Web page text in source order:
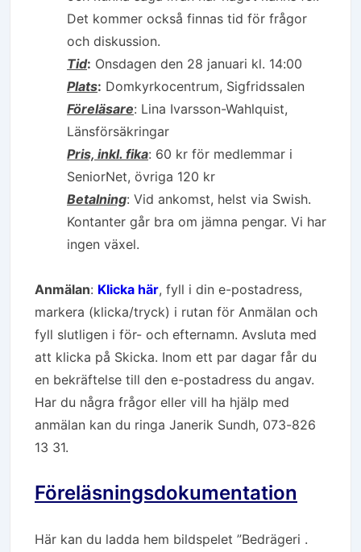
Det kommer också finnas tid för frågor
och diskussion.
Tid: Onsdagen den 28 januari kl. 14:00
Plats: Domkyrkocentrum, Sigfridssalen
Föreläsare: Lina Ivarsson-Wahlquist,
Länsförsäkringar
Pris, inkl. fika: 60 kr för medlemmar i
SeniorNet, övriga 120 kr
Betalning: Vid ankomst, helst via Swish.
Kontanter går bra om jämna pengar. Vi har
ingen växel.
Anmälan: Klicka här, fyll i din e-postadress,
markera (klicka/tryck) i rutan för Anmälan och
fyll slutligen i för- och efternamn. Avsluta med
att klicka på Skicka. Inom ett par dagar får du
en bekräftelse till den e-postadress du angav.
Har du några frågor eller vill ha hjälp med
anmälan kan du ringa Janerik Sundh, 073-826
13 31.
Föreläsningsdokumentation
Här kan du ladda hem bildspelet ”Bedrägeri .